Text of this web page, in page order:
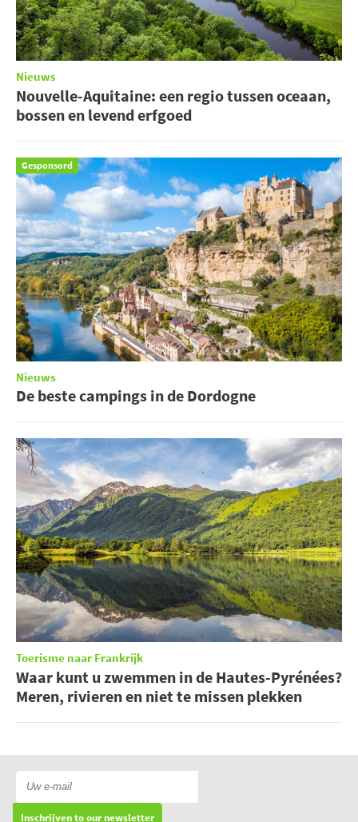
Nieuws
Nouvelle-Aquitaine: een regio tussen oceaan,
bossen en levend erfgoed
Gesponsord
Nieuws
De beste campings in de Dordogne
Toerisme naar Frankrijk
Waar kunt u zwemmen in de Hautes-Pyrénées?
Meren, rivieren en niet te missen plekken
Inschrijven to our newsletter